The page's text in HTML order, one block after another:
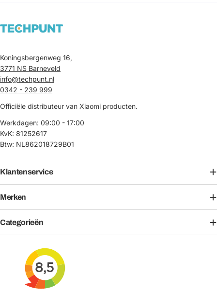
Koningsbergenweg 16,
3771 NS Barneveld
info@techpunt.nl
0342 - 239 999
Officiële distributeur van Xiaomi producten.
Werkdagen: 09:00 - 17:00
KvK: 81252617
Btw: NL862018729B01
Klantenservice
Merken
Categorieën